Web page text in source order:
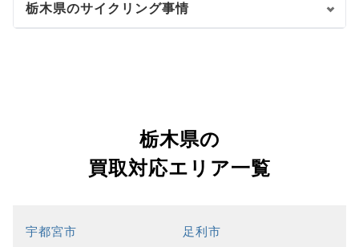
栃木県のサイクリング事情
栃木県の
買取対応エリア一覧
宇都宮市 足利市